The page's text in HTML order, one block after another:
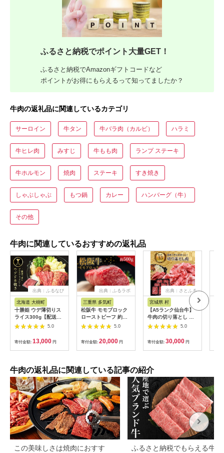
ふるさと納税でポイント大量GET！
ふるさと納税でAmazonギフトコードなど
ポイントがお得にもらえるって知ってましたか？
牛肉の返礼品に関連しているカテゴリ
サーロイン 牛タン 牛バラ肉（カルビ） ハラミ
牛ヒレ肉 みすじ 牛もも肉 ランプ ステーキ
牛ホルモン 焼肉 ステーキ すき焼き
しゃぶしゃぶ もつ鍋 カレー ハンバーグ（牛）
その他
牛肉に関連しているおすすめの返礼品
出典：ふるなび
北海道 大樹町
十勝姫 ウデ薄切りス
ライス300g【配送不
可地域：離島】5.0
寄付金額: 13,000 円
出典：ふるラボ
三重県 多気町
松阪牛 モモブロック
ローストビーフ 約
500g 国産牛 和牛 ブ
畜・畜産物 農場
HACCP認証農場 牛肉
肉 高級 人気 おすすめ
日本三大和牛 松阪 松
坂牛 松坂 モモ ビーフ
シチュー カレー 霜降
り 三重県 多気町 SS-
32
5.0
寄付金額: 20,000 円
出典：さとふる
宮城県 村
【A5ランク仙台牛】
牛肉の切り落とし 合
計1.8kg(300g×6) 小
5.0
寄付金額: 30,000 円
牛肉の返礼品に関連している記事の紹介
この美味しさは焼肉におすす
ふるさと納税でもらえる牛肉